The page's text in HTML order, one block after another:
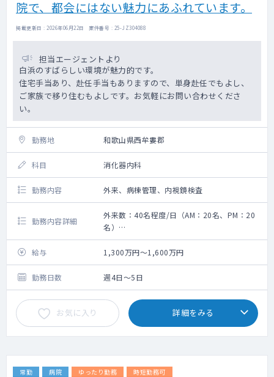
院で、都会にはない魅力にあふれています。
掲載更新日 : 2026年06月22日 案件番号 : 25-JZ304088
担当エージェントより
白浜のすばらしい環境が魅力的です。
住宅手当あり、赴任手当もありますので、単身赴任でもよし、
ご家族で移り住むもよしです。お気軽にお問い合わせくださ
い。
勤務地 和歌山県西牟婁郡
科目 消化器内科
勤務内容 外来、病棟管理、内視鏡検査
勤務内容詳細
外来数：40名程度/日（AM：20名、PM：20
名）
救急搬入数：2～3台/日
【期待される業務】
・外来3，4コマ（専門外来も可能です）
・病棟管理：20床程
・内視鏡検査数 胃：年間約2000例、大腸：
年間約300例ほどになります。
給与 1,300万円～1,600万円
勤務日数 週4日～5日
お気に入り 詳細をみる
常勤 病院 ゆったり勤務 時短勤務可